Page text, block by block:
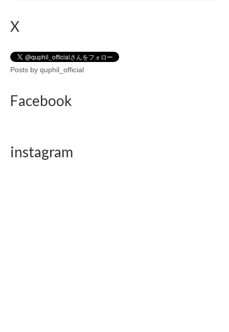
X
Posts by quphil_official
Facebook
instagram